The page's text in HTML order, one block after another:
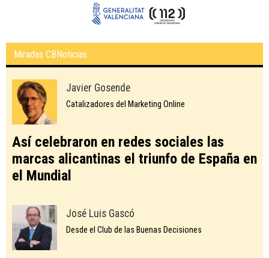
Miradas CBNoticias
Javier Gosende
Catalizadores del Marketing Online
Así celebraron en redes sociales las
marcas alicantinas el triunfo de España en
el Mundial
José Luis Gascó
Desde el Club de las Buenas Decisiones